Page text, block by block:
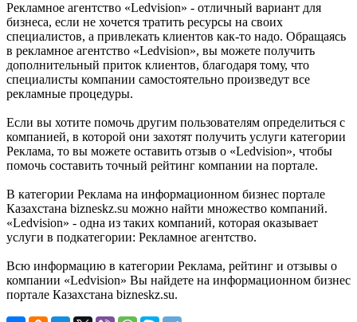
Рекламное агентство «Ledvision» - отличный вариант для
бизнеса, если не хочется тратить ресурсы на своих
специалистов, а привлекать клиентов как-то надо. Обращаясь
в рекламное агентство «Ledvision», вы можете получить
дополнительный приток клиентов, благодаря тому, что
специалисты компании самостоятельно произведут все
рекламные процедуры.
Если вы хотите помочь другим пользователям определиться с
компанией, в которой они захотят получить услуги категории
Реклама, то вы можете оставить отзыв о «Ledvision», чтобы
помочь составить точный рейтинг компании на портале.
В категории Реклама на информационном бизнес портале
Казахстана bizneskz.su можно найти множество компаний.
«Ledvision» - одна из таких компаний, которая оказывает
услуги в подкатегории: Рекламное агентство.
Всю информацию в категории Реклама, рейтинг и отзывы о
компании «Ledvision» Вы найдете на информационном бизнес
портале Казахстана bizneskz.su.